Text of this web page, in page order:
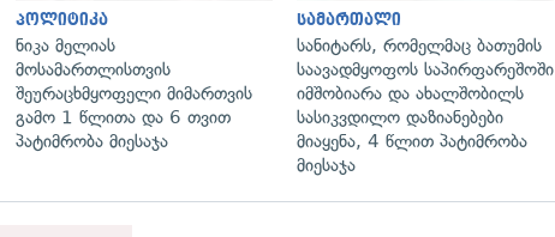
პოლიტიკა
ნიკა მელიას
მოსამართლისთვის
შეურაცხმყოფელი მიმართვის
გამო 1 წლითა და 6 თვით
პატიმრობა მიესაჯა
სამართალი
სანიტარს, რომელმაც ბათუმის
საავადმყოფოს საპირფარეშოში
იმშობიარა და ახალშობილს
სასიკვდილო დაზიანებები
მიაყენა, 4 წლით პატიმრობა
მიესაჯა